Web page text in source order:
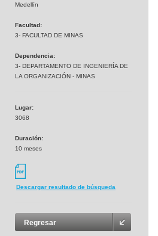
Medellín
Facultad:
3- FACULTAD DE MINAS
Dependencia:
3- DEPARTAMENTO DE INGENIERÍA DE
LA ORGANIZACIÓN - MINAS
Lugar:
3068
Duración:
10 meses
Descargar resultado de búsqueda
Regresar